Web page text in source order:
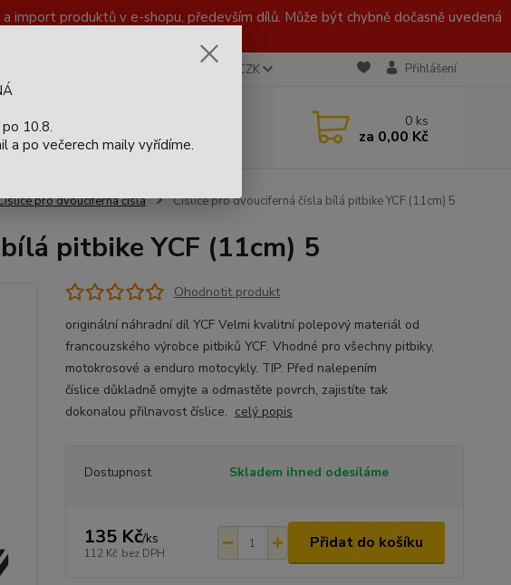
a import produktů v e-shopu, především dílů. Může být chybně dočasně uvedená
CZK Přihlášení
9-16h
0 ks
za 0,00 Kč
pro dvouciferná čísla Číslice pro dvouciferná čísla bílá pitbike YCF (11cm) 5
pitbike YCF (11cm) 5
Ohodnotit produkt
originální náhradní díl YCF Velmi kvalitní polepový materiál od
francouzského výrobce pitbiků YCF. Vhodné pro všechny pitbiky,
motokrosové a enduro motocykly. TIP: Před nalepením
číslice důkladně omyjte a odmastěte povrch, zajistíte tak
dokonalou přilnavost číslice. celý popis
Dostupnost Skladem ihned odesíláme
135 Kč/ks
112 Kč bez DPH
Přidat do košíku
10.8.
a po večerech maily vyřídíme.